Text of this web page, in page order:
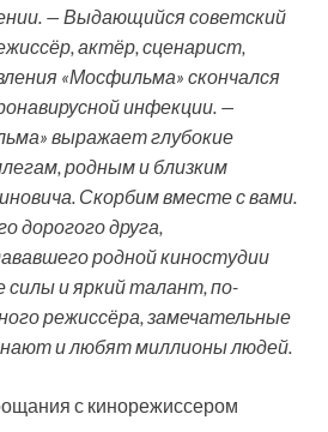
— Выдающийся советский
актёр, сценарист,
«Мосфильма» скончался
инфекции. —
выражает глубокие
родным и близким
Скорбим вместе с вами.
дорогого друга,
родной киностудии
силы и яркий талант, по-
режиссёра, замечательные
и любят миллионы людей.
с кинорежиссером